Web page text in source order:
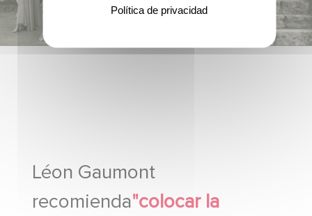
Léon Gaumont
recomienda"colocar la
Política de privacidad